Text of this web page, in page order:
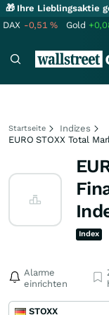
🎁 Ihre Lieblingsaktie
DAX -0,51% Gold
Startseite
Indizes
EURO STOXX Total
Index
Alarme
einrichten
STOXX